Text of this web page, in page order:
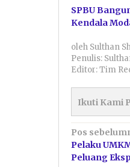
SPBU
Kendala
oleh Sulthan
Penulis:
Editor: Tim
Ikuti Kami
pos
Pos
Pelaku
Peluang